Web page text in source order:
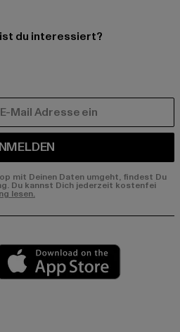
du interessiert?
mit Deinen Daten umgeht, findest Du
Du kannst Dich jederzeit kostenfei
lesen.
market